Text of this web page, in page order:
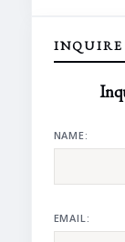
INQUIRE
NAME:
EMAIL: